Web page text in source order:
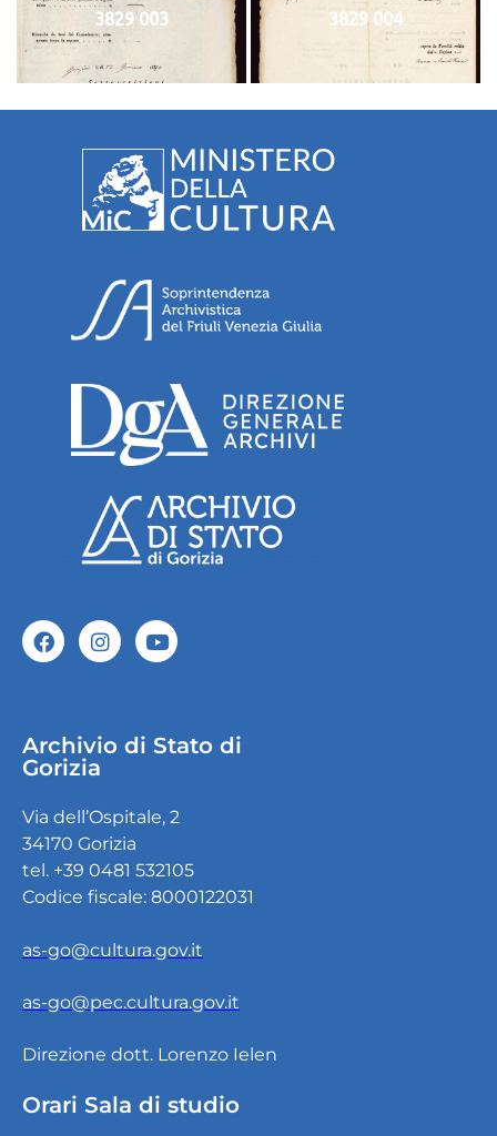
3829 003 3829 004
Archivio di Stato di
Gorizia
Via dell’Ospitale, 2
34170 Gorizia
tel. +39 0481 532105
Codice fiscale: 8000122031
as-go@cultura.gov.it
as-go@pec.cultura.gov.it
Direzione dott. Lorenzo Ielen
Orari Sala di studio